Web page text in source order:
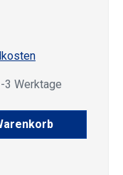
3 Werktage
gewünschten